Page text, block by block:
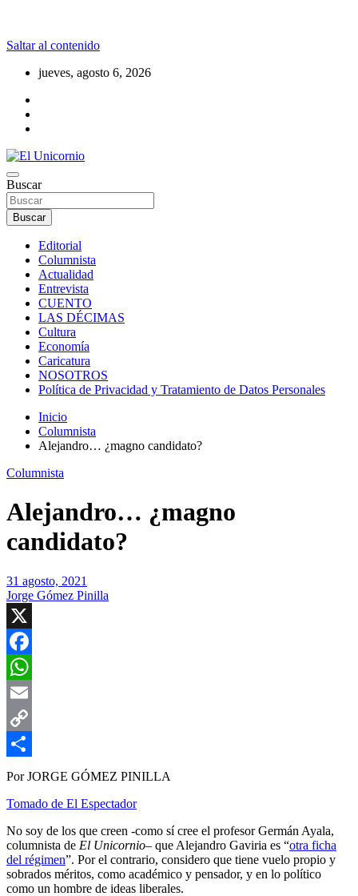
Saltar al contenido
jueves, agosto 6, 2026
El Unicornio
La realidad supera la fantasía
Buscar
Buscar
Editorial
Columnista
Actualidad
Entrevista
CUENTO
LAS DÉCIMAS
Cultura
Economía
Caricatura
NOSOTROS
Política de Privacidad y Tratamiento de Datos Personales
Inicio
Columnista
Alejandro… ¿magno candidato?
Columnista
Alejandro… ¿magno
candidato?
31 agosto, 2021
Jorge Gómez Pinilla
X
Facebook
WhatsApp
Email
Copy
Link
Compartir
Por JORGE GÓMEZ PINILLA
Tomado de El Espectador
No soy de los que creen -como sí cree el profesor Germán Ayala,
columnista de El Unicornio– que Alejandro Gaviria es “otra ficha
del régimen”. Por el contrario, considero que tiene vuelo propio y
sobrados méritos, como académico y pensador, y en lo político
como un hombre de ideas liberales.